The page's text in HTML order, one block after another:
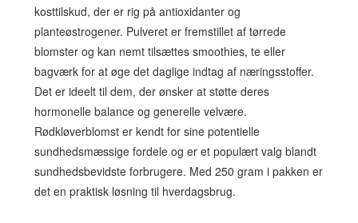
kosttilskud, der er rig på antioxidanter og
planteøstrogener. Pulveret er fremstillet af tørrede
blomster og kan nemt tilsættes smoothies, te eller
bagværk for at øge det daglige indtag af næringsstoffer.
Det er ideelt til dem, der ønsker at støtte deres
hormonelle balance og generelle velvære.
Rødkløverblomst er kendt for sine potentielle
sundhedsmæssige fordele og er et populært valg blandt
sundhedsbevidste forbrugere. Med 250 gram i pakken er
det en praktisk løsning til hverdagsbrug.